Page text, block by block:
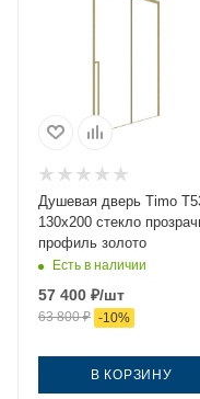
Душевая дверь Timo
130х200 стекло
профиль золото
Есть в наличии
57 400 ₽/шт
63 800₽ -10%
В КОРЗИНУ